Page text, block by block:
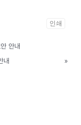
인쇄
안내
내
»